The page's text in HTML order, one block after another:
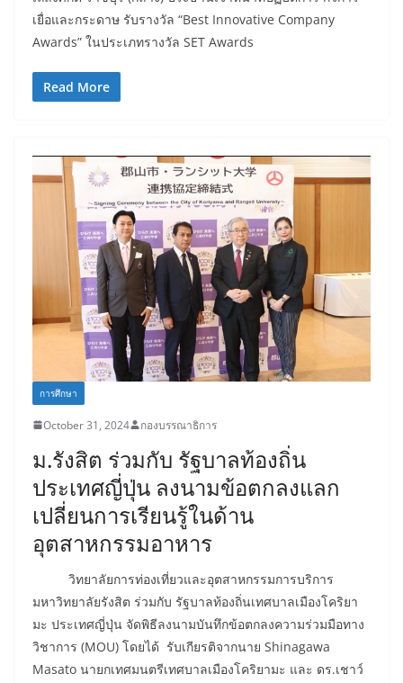
เยื่อและกระดาษ รับรางวัล “Best Innovative Company
Awards” ในประเภทรางวัล SET Awards
Read More
การศึกษา
October 31, 2024 กองบรรณาธิการ
ม.รังสิต ร่วมกับ รัฐบาลท้องถิ่น
ประเทศญี่ปุ่น ลงนามข้อตกลงแลก
เปลี่ยนการเรียนรู้ในด้าน
อุตสาหกรรมอาหาร
วิทยาลัยการท่องเที่ยวและอุตสาหกรรมการบริการ
มหาวิทยาลัยรังสิต ร่วมกับ รัฐบาลท้องถิ่นเทศบาลเมืองโคริยา
มะ ประเทศญี่ปุ่น จัดพิธีลงนามบันทึกข้อตกลงความร่วมมือทาง
วิชาการ (MOU) โดยได้ รับเกียรติจากนาย Shinagawa
Masato นายกเทศมนตรีเทศบาลเมืองโคริยามะ และ ดร.เชาว์